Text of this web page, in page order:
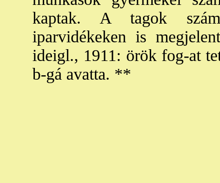
kaptak. A tagok
iparvidékeken is
ideigl., 1911: örök fog-at
b-gá avatta. **